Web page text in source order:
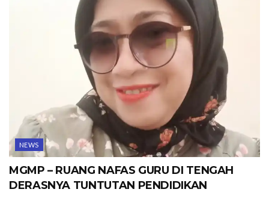
NEWS
MGMP – RUANG NAFAS GURU DI TENGAH
DERASNYA TUNTUTAN PENDIDIKAN